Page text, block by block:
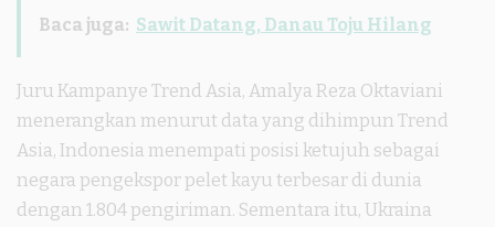
Baca juga: Sawit Datang, Danau Toju Hilang
Juru Kampanye Trend Asia, Amalya Reza Oktaviani
menerangkan menurut data yang dihimpun Trend
Asia, Indonesia menempati posisi ketujuh sebagai
negara pengekspor pelet kayu terbesar di dunia
dengan 1.804 pengiriman. Sementara itu, Ukraina